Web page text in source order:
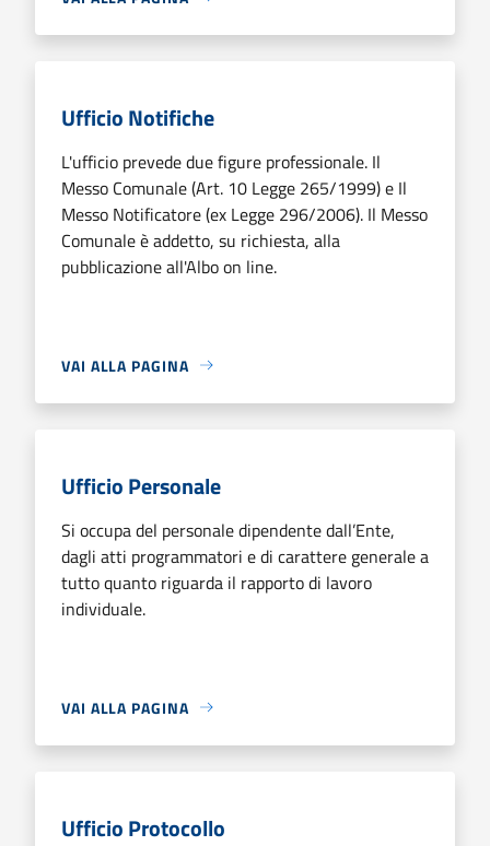
Ufficio Notifiche
L'ufficio prevede due figure professionale. Il
Messo Comunale (Art. 10 Legge 265/1999) e Il
Messo Notificatore (ex Legge 296/2006). Il Messo
Comunale è addetto, su richiesta, alla
pubblicazione all'Albo on line.
VAI ALLA PAGINA
Ufficio Personale
Si occupa del personale dipendente dall’Ente,
dagli atti programmatori e di carattere generale a
tutto quanto riguarda il rapporto di lavoro
individuale.
VAI ALLA PAGINA
Ufficio Protocollo